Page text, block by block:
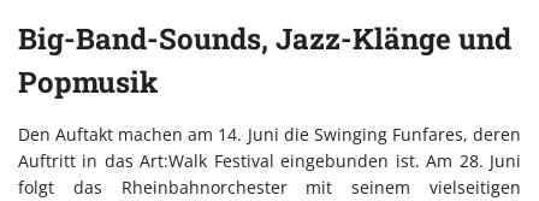
Big-Band-Sounds, Jazz-Klänge und
Popmusik
Den Auftakt machen am 14. Juni die Swinging Funfares, deren
Auftritt in das Art:Walk Festival eingebunden ist. Am 28. Juni
folgt das Rheinbahnorchester mit seinem vielseitigen